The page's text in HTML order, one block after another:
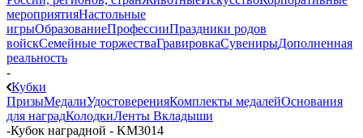
мероприятияНастольные
игрыОбразованиеПрофессииПраздники родов
войскСемейные торжестваГравировкаСувенирыДополненная
реальность
-
Кубки
ПризыМедалиУдостоверенияКомплекты медалейОснования
для наградКолодкиЛенты Вкладыши
-Кубок наградной - KM3014